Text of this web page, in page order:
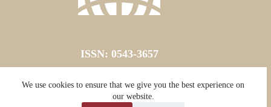
We use cookies to ensure that we give you the best experience on
our website.
ISSN: 0543-3657